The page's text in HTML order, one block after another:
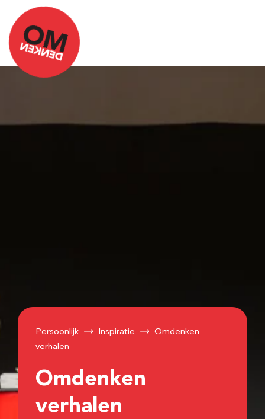
Persoonlijk Inspiratie
Omdenken
verhalen
Omdenken
verhalen